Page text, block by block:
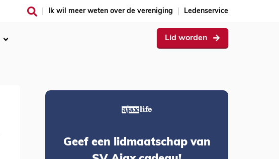
Ik wil meer weten over de vereniging Ledenservice
Lid worden
Geef een lidmaatschap van